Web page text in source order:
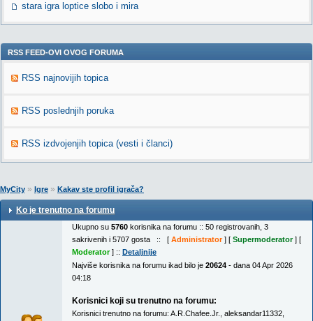
stara igra loptice slobo i mira
RSS FEED-OVI OVOG FORUMA
RSS najnovijih topica
RSS poslednjih poruka
RSS izdvojenjih topica (vesti i članci)
MyCity » Igre » Kakav ste profil igrača?
Ko je trenutno na forumu
Ukupno su 5760 korisnika na forumu :: 50 registrovanih, 3
sakrivenih i 5707 gosta :: [ Administrator] [ Supermoderator] [
Moderator] :: Detaljnije
Najviše korisnika na forumu ikad bilo je 20624 - dana 04 Apr 2026
04:18
Korisnici koji su trenutno na forumu:
Korisnici trenutno na forumu: A.R.Chafee.Jr. aleksandar11332